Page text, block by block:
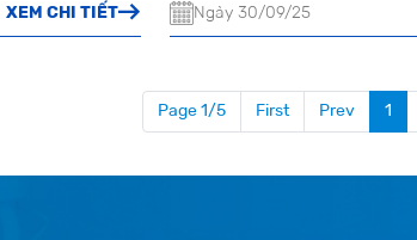
XEM CHI TIẾT
Ngày 30/09/25
Page 1/5 First Prev 1